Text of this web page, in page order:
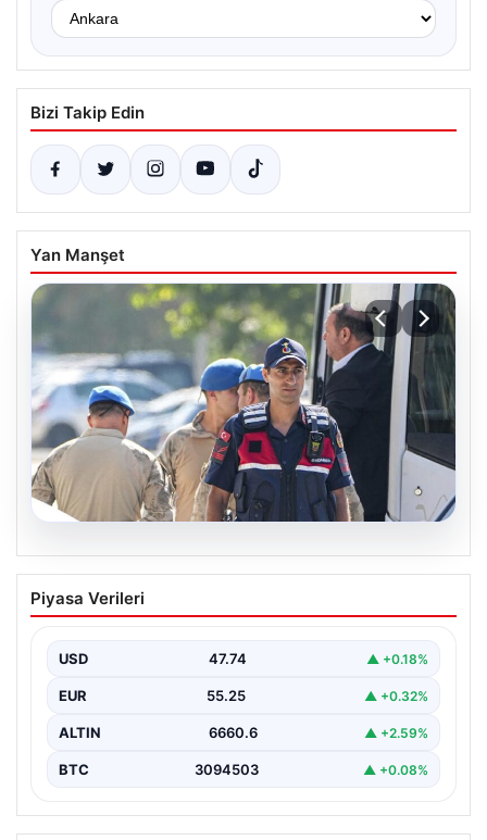
Bizi Takip Edin
Yan Manşet
07.08.2026
Menderes Belediye Başkanı İlkay Çiçek
ve 9 Kişi Tutuklandı
Çiçek'in de aralarında bulunduğu isimlere yönelik
yürütülen kapsamlı…
Piyasa Verileri
USD 47.74 ▲ +0.18%
EUR 55.25 ▲ +0.32%
ALTIN 6660.6 ▲ +2.59%
BTC 3094503 ▲ +0.08%